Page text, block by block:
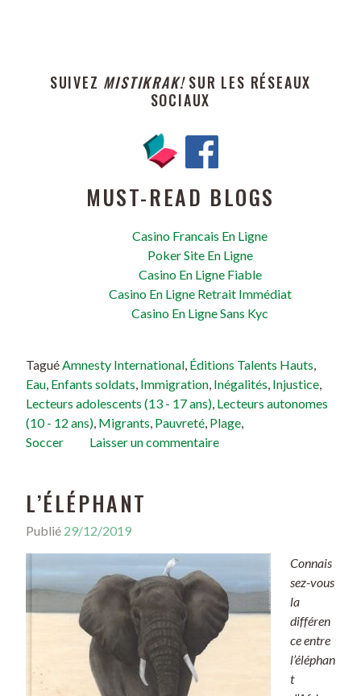
SUIVEZ MISTIKRAK!SUR LES RÉSEAUX
SOCIAUX
MUST-READ BLOGS
Casino Francais En Ligne
Poker Site En Ligne
Casino En Ligne Fiable
Casino En Ligne Retrait Immédiat
Casino En Ligne Sans Kyc
Tagué Amnesty International Éditions Talents Hauts
Eau Enfants soldats Immigration Inégalités Injustice
Lecteurs adolescents (13 - 17 ans) Lecteurs autonomes
(10 - 12 ans) Migrants Pauvreté Plage
Soccer
Laisser un commentaire
L’ÉLÉPHANT
Publié 29/12/2019
Connais
sez-vous
la
différen
ce entre
l’éléphan
t